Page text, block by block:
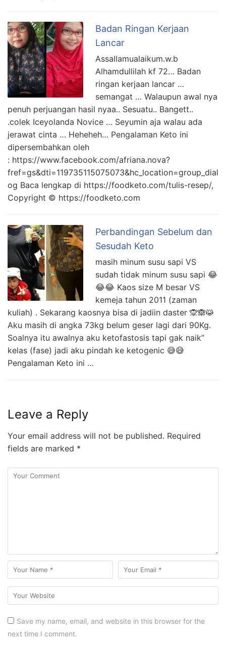
Badan Ringan Kerjaan
Lancar
Assallamualaikum.w.b
Alhamdullilah kf 72… Badan
ringan kerjaan lancar …
semangat … Walaupun awal nya
penuh perjuangan hasil nyaa.. Sesuatu.. Bangett..
.colek Iceyolanda Novice … Seyumin aja walau ada
jerawat cinta … Heheheh… Pengalaman Keto ini
dipersembahkan oleh
: https://www.facebook.com/afriana.nova?
fref=gs&dti=119735115075073&hc_location=group_dial
og Baca lengkap di https://foodketo.com/tulis-resep/,
Copyright © https://foodketo.com
Perbandingan Sebelum dan
Sesudah Keto
masih minum susu sapi VS
sudah tidak minum susu sapi 😂
😂😂 Kaos size M besar VS
kemeja tahun 2011 (zaman
kuliah) . Sekarang kaosnya bisa di jadiin daster 🙊🙈😹
Aku masih di angka 73kg belum geser lagi dari 90Kg.
Soalnya itu awalnya aku ketofastosis tapi gak naik”
kelas (fase) jadi aku pindah ke ketogenic 😅😅
Pengalaman Keto ini …
Leave a Reply
Your email address will not be published. Required
fields are marked *
Save my name, email, and website in this browser for the
next time I comment.